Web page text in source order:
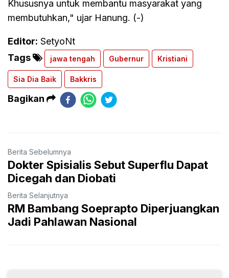
Khususnya untuk membantu masyarakat yang
membutuhkan," ujar Hanung. (-)
Editor: SetyoNt
Tags
jawa tengah Gubernur Kristiani
Sia Dia Baik Bakkris
Bagikan
Berita Sebelumnya
Dokter Spisialis Sebut Superflu Dapat
Dicegah dan Diobati
Berita Selanjutnya
RM Bambang Soeprapto Diperjuangkan
Jadi Pahlawan Nasional